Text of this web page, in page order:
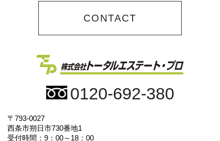
CONTACT
0120-692-380
〒793-0027
西条市朔日市730番地1
受付時間：9：00～18：00